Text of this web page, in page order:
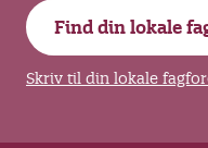
Find din lokale
Skriv til din lokale